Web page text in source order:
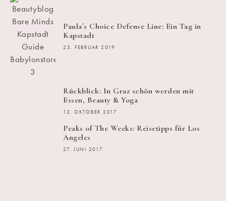
Paula´s Choice Defense Line: Ein Tag in
Kapstadt
25. FEBRUAR 2019
Rückblick: In Graz schön werden mit
Essen, Beauty & Yoga
12. OKTOBER 2017
Peaks of The Weeks: Reisetipps für Los
Angeles
27. JUNI 2017